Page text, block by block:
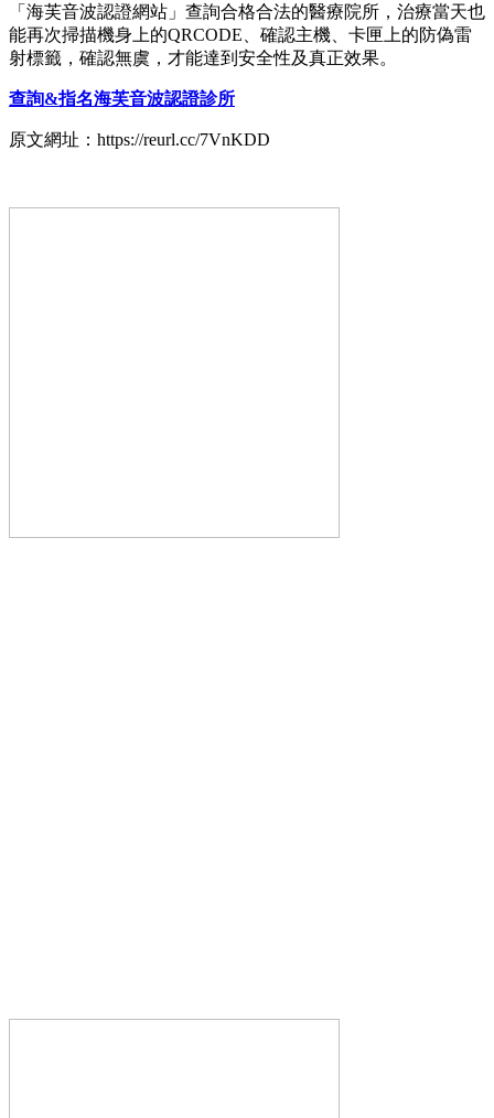
「海芙音波認證網站」查詢合格合法的醫療院所，治療當天也
能再次掃描機身上的QRCODE、確認主機、卡匣上的防偽雷
射標籤，確認無虞，才能達到安全性及真正效果。
查詢&指名海芙音波認證診所
原文網址：https://reurl.cc/7VnKDD